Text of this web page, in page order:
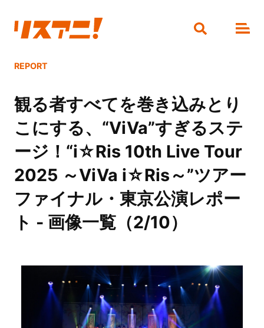
REPORT
観る者すべてを巻き込みとり
こにする、“ViVa”すぎるステ
ージ！“i☆Ris 10th Live Tour
2025 ～ViVa i☆Ris～”ツアー
ファイナル・東京公演レポー
ト - 画像一覧（2/10）